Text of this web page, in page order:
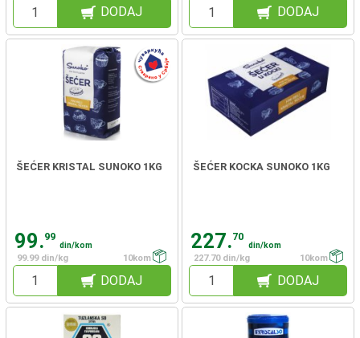
DODAJ DODAJ
ŠEĆER KRISTAL SUNOKO 1KG
99.99
din/kom
99.99 din/kg
10kom
DODAJ
ŠEĆER KOCKA SUNOKO 1KG
227.70
din/kom
227.70 din/kg
10kom
DODAJ